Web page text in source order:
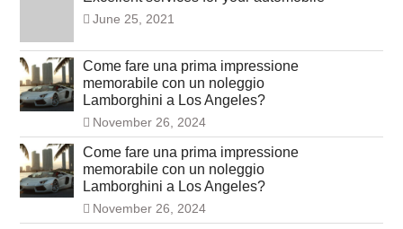
June 25, 2021
Come fare una prima impressione
memorabile con un noleggio
Lamborghini a Los Angeles?
November 26, 2024
Come fare una prima impressione
memorabile con un noleggio
Lamborghini a Los Angeles?
November 26, 2024